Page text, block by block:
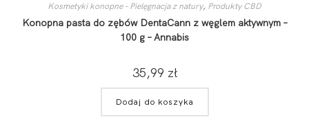
Kosmetyki konopne – Pielęgnacja z natury, Produkty CBD
Konopna pasta do zębów DentaCann z węglem aktywnym –
100 g – Annabis
35,99 zł
Dodaj do koszyka